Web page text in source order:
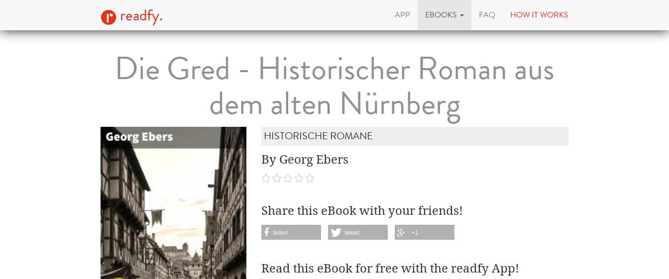
readfy. APP EBOOKS FAQ HOW IT WORKS
Die Gred - Historischer Roman aus
dem alten Nürnberg
HISTORISCHE ROMANE
By Georg Ebers
Share this eBook with your friends!
teilen tweet +1
Read this eBook for free with the readfy App!